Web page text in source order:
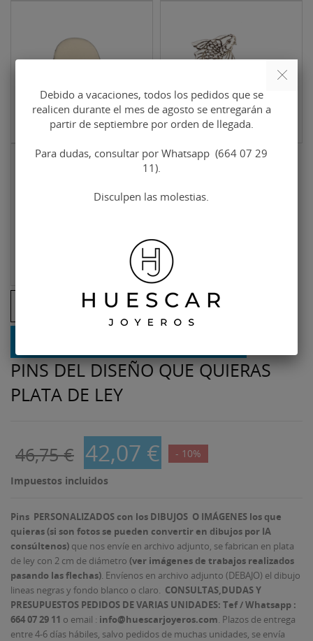
PINS DEL DISEÑO QUE QUIERAS
PLATA DE LEY
46,75 € 42,07 € - 10%
Impuestos incluidos
Pins PERSONALIZADOS con los DIBUJOS O IMÁGENES los que
quieras (si son fotos se pueden convertir en dibujos por IA
consúltenos) que nos envíe en archivo adjunto, se fabrican en plata
de ley con 2 cm de diámetro (ver imágenes de trabajos realizados
pasando las flechas) . Envíenos en archivo adjunto (DEBAJO) el dibujo
lineas negras y fondo blanco o claro. CONSULTAS,DUDAS Y
PRESUPUESTOS PEDIDOS DE VARIAS UNIDADES: Tef /Whatsapp :
664 07 29 11 o email : info@huescarjoyeros.com . Plazos de entrega
entre 4-6 días hábiles, salvo pedidos de muchas unidades, se envía
Debido a vacaciones, todos los pedidos que se
realicen durante el mes de agosto se entregarán a
partir de septiembre por orden de llegada.
Para dudas, consultar por Whatsapp (664 07 29
11).
Disculpen las molestias.